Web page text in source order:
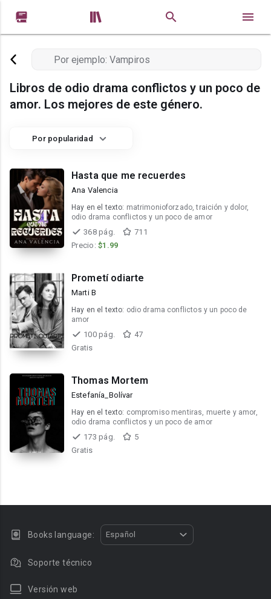
 
Libros de odio drama conflictos y un poco de
amor. Los mejores de este género.
Por popularidad
Hasta que me recuerdes
Ana Valencia
Hay en el texto: matrimonioforzado, traición y dolor,
odio drama conflictos y un poco de amor
368 pág.
711
Precio: $1.99
Prometí odiarte
Marti B
Hay en el texto: odio drama conflictos y un poco de
amor
100 pág.
47
Gratis
Thomas Mortem
Estefanía_Bolívar
Hay en el texto: compromiso mentiras, muerte y amor,
odio drama conflictos y un poco de amor
173 pág.
5
Gratis
Books language: Español
Soporte técnico
Versión web